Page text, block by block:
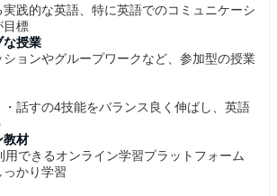
実践的な英語、特に英語でのコミュニケーシ
目標
な授業
ョンやグループワークなど、参加型の授業
話すの4技能をバランス良く伸ばし、英語
教材
用できるオンライン学習プラットフォーム
っかり学習